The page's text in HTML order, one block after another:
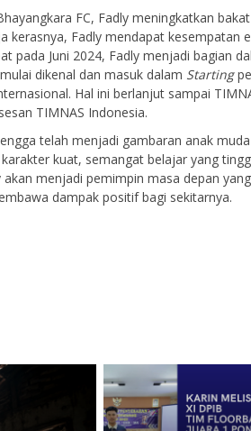
FC, Fadly meningkatkan
kerasnya, Fadly mendapat kesempatan
pada Juni 2024, Fadly menjadi bagian
dikenal dan masuk dalam Starting
Hal ini berlanjut sampai
TIMNAS Indonesia.
telah menjadi gambaran anak
kuat, semangat belajar yang
menjadi pemimpin masa depan
dampak positif bagi sekitarnya.